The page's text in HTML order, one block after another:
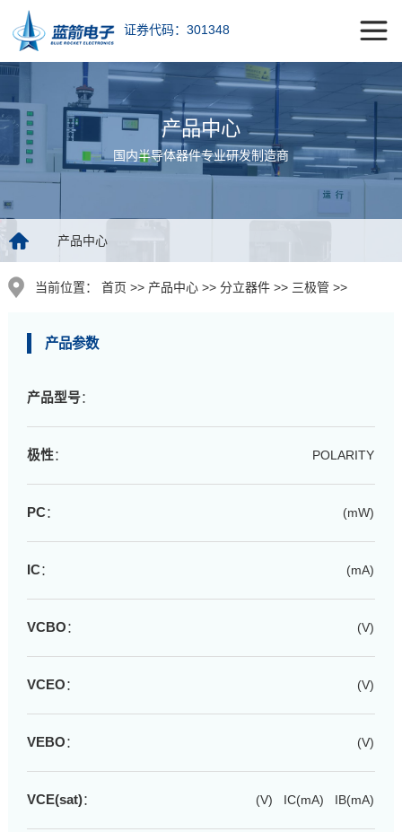
证券代码：301348
产品中心
国内半导体器件专业研发制造商
产品中心
当前位置： 首页 >> 产品中心 >> 分立器件 >> 三极管 >>
产品参数
产品型号：
极性： POLARITY
PC： (mW)
IC： (mA)
VCBO： (V)
VCEO： (V)
VEBO： (V)
VCE(sat)： (V) IC(mA) IB(mA)